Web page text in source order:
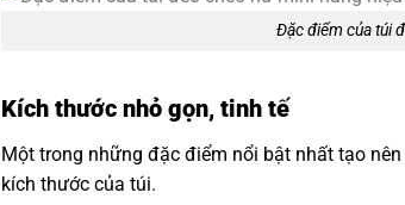
Đặc điểm của túi
Kích thước nhỏ gọn, tinh tế
Một trong những đặc điểm nổi bật nhất tạo
kích thước của túi.